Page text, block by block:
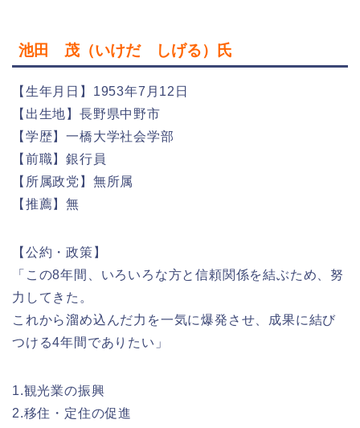
池田 茂（いけだ しげる）氏
【生年月日】1953年7月12日
【出生地】長野県中野市
【学歴】一橋大学社会学部
【前職】銀行員
【所属政党】無所属
【推薦】無
【公約・政策】
「この8年間、いろいろな方と信頼関係を結ぶため、努
力してきた。
これから溜め込んだ力を一気に爆発させ、成果に結び
つける4年間でありたい」
1.観光業の振興
2.移住・定住の促進